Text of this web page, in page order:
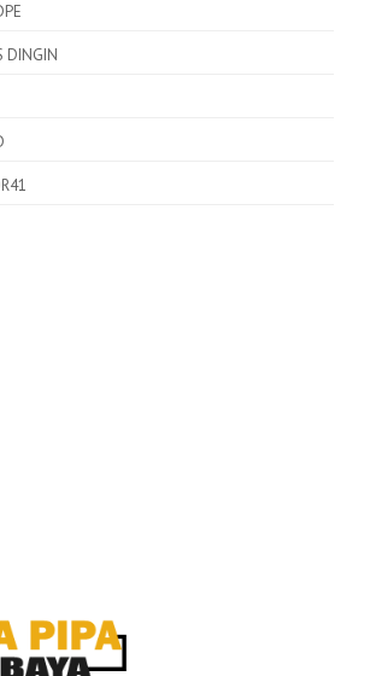
DINGIN